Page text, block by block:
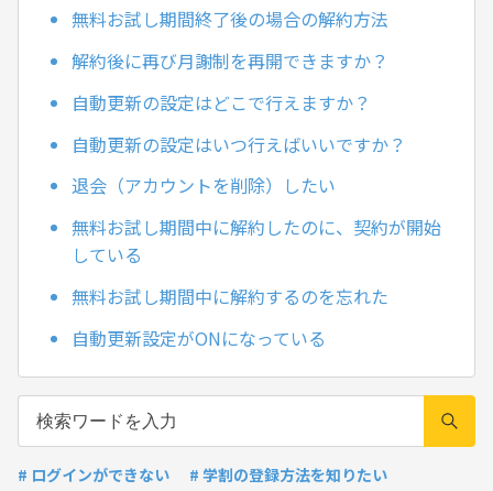
無料お試し期間終了後の場合の解約方法
解約後に再び月謝制を再開できますか？
自動更新の設定はどこで行えますか？
自動更新の設定はいつ行えばいいですか？
退会（アカウントを削除）したい
無料お試し期間中に解約したのに、契約が開始
している
無料お試し期間中に解約するのを忘れた
自動更新設定がONになっている
# ログインができない # 学割の登録方法を知りたい